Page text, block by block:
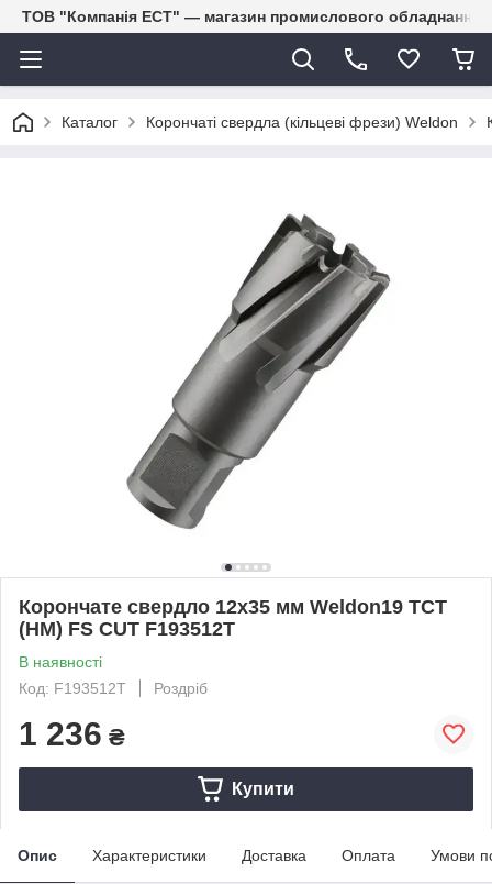
ТОВ "Компанія ЕСТ" — магазин промислового обладнання
Каталог Корончаті свердла (кільцеві фрези) Weldon
Корончате свердло 12x35 мм Weldon19 TCT
(НМ) FS CUT F193512Т
В наявності
Код: F193512Т
Роздріб
1 236 ₴
Купити
Опис Характеристики Доставка Оплата Умови